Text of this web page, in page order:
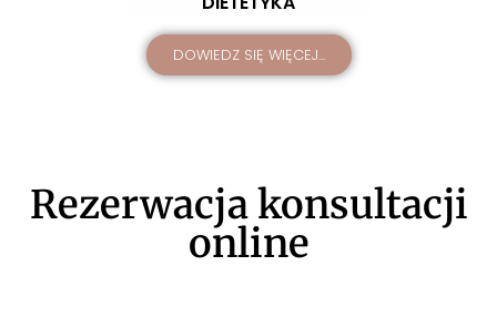
DOWIEDZ SIĘ WIĘCEJ...
Rezerwacja konsultacji
online